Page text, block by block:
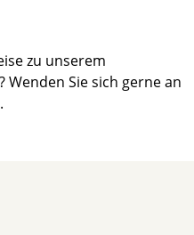
zu unserem
Sie sich gerne an
.